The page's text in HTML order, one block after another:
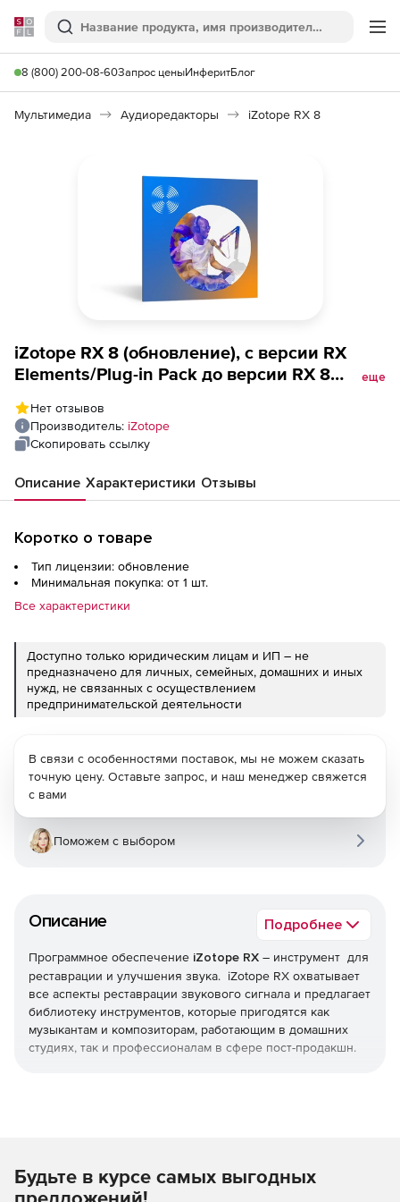
Softline
Поиск
8 (800) 200-08-60Запрос ценыИнферитБлог
Мультимедиа Аудиоредакторы iZotope RX 8
iZotope RX 8 (обновление), с версии RX
Elements/Plug-in Pack до версии RX 8
еще
Нет отзывов
Производитель: iZotope
Скопировать ссылку
Описание Характеристики Отзывы
Коротко о товаре
Тип лицензии: обновление
Минимальная покупка: от 1 шт.
Все характеристики
Доступно только юридическим лицам и ИП – не
предназначено для личных, семейных, домашних и иных
нужд, не связанных с осуществлением
предпринимательской деятельности
Описание Подробнее
Программное обеспечение iZotope RX – инструмент для
реставрации и улучшения звука. iZotope RX охватывает
все аспекты реставрации звукового сигнала и предлагает
библиотеку инструментов, которые пригодятся как
музыкантам и композиторам, работающим в домашних
студиях, так и профессионалам в сфере пост-продакшн.
решение может фиксировать вокальные проблемы, такие
как вздохи, работа дыхания и т. д.
В связи с особенностями поставок, мы не можем сказать
точную цену. Оставьте запрос, и наш менеджер свяжется
с вами
Поможем с выбором
Будьте в курсе самых выгодных